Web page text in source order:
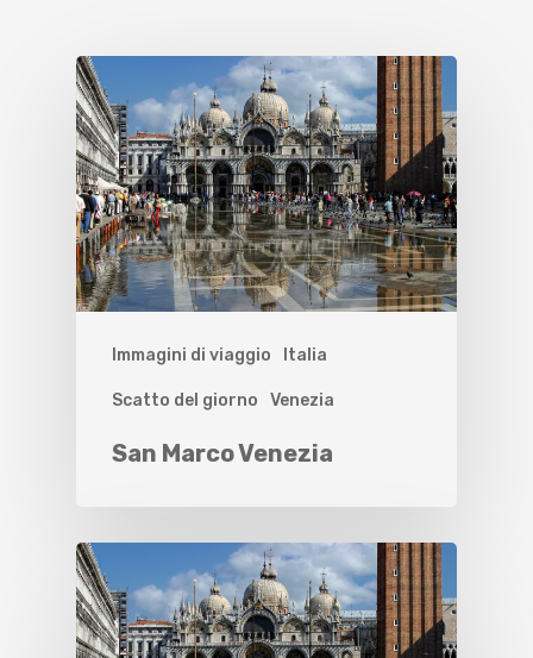
Immagini di viaggio Italia
Scatto del giorno Venezia
San Marco Venezia